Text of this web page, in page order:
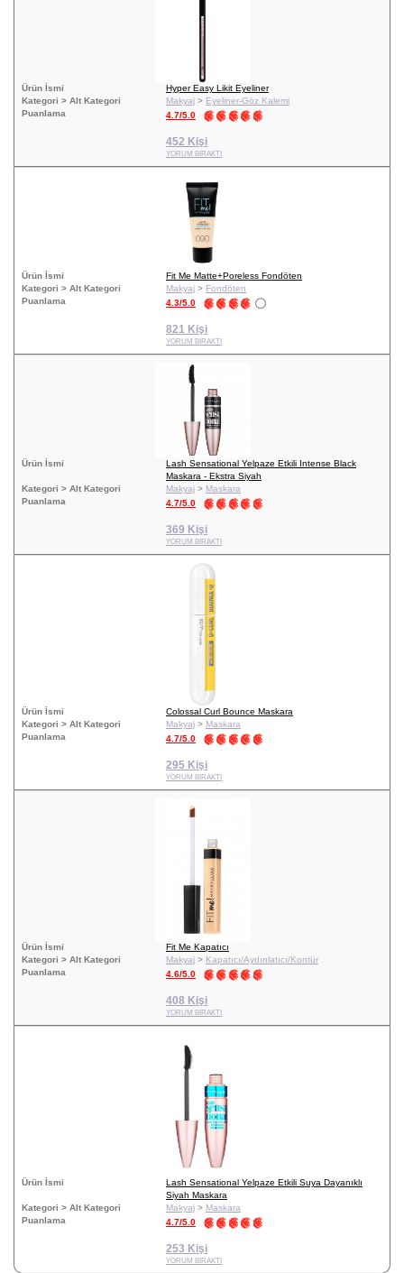
Ürün İsmi
Hyper Easy Likit Eyeliner
Kategori > Alt Kategori
Makyaj > Eyeliner-Göz Kalemi
Puanlama
4.7/5.0
452 Kişi
YORUM BIRAKTI
Ürün İsmi
Fit Me Matte+Poreless Fondöten
Kategori > Alt Kategori
Makyaj > Fondöten
Puanlama
4.3/5.0
821 Kişi
YORUM BIRAKTI
Ürün İsmi
Lash Sensational Yelpaze Etkili Intense Black
Maskara - Ekstra Siyah
Kategori > Alt Kategori
Makyaj > Maskara
Puanlama
4.7/5.0
369 Kişi
YORUM BIRAKTI
Ürün İsmi
Colossal Curl Bounce Maskara
Kategori > Alt Kategori
Makyaj > Maskara
Puanlama
4.7/5.0
295 Kişi
YORUM BIRAKTI
Ürün İsmi
Fit Me Kapatıcı
Kategori > Alt Kategori
Makyaj > Kapatıcı/Aydınlatıcı/Kontür
Puanlama
4.6/5.0
408 Kişi
YORUM BIRAKTI
Ürün İsmi
Lash Sensational Yelpaze Etkili Suya Dayanıklı
Siyah Maskara
Kategori > Alt Kategori
Makyaj > Maskara
Puanlama
4.7/5.0
253 Kişi
YORUM BIRAKTI